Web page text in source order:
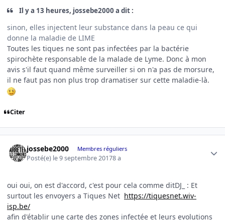
Il y a 13 heures, jossebe2000 a dit :
sinon, elles injectent leur substance dans la peau ce qui
donne la maladie de LIME
Toutes les tiques ne sont pas infectées par la bactérie
spirochète responsable de la malade de Lyme. Donc à mon
avis s'il faut quand même surveiller si on n'a pas de morsure,
il ne faut pas non plus trop dramatiser sur cette maladie-là.
Citer
jossebe2000 Membres réguliers
Posté(e) le 9 septembre 20178 a
oui oui, on est d'accord, c'est pour cela comme ditDJ_ : Et
surtout les envoyers a Tiques Net https://tiquesnet.wiv-
isp.be/
afin d'établir une carte des zones infectée et leurs evolutions